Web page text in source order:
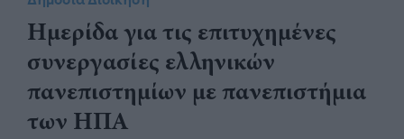
​Ημερίδα για τις επιτυχημένες
συνεργασίες ελληνικών
πανεπιστημίων με πανεπιστήμια
των ΗΠΑ